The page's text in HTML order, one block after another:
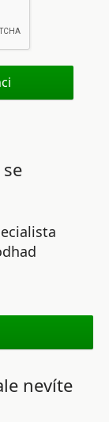
nevíte